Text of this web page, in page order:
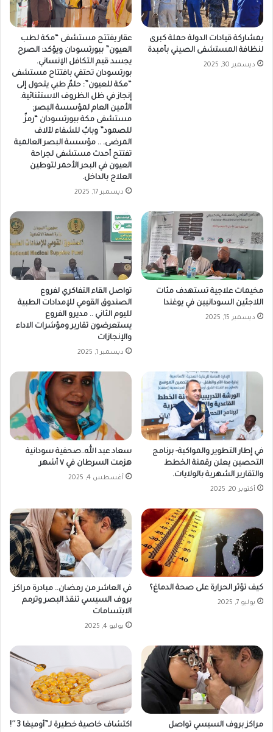
بمشاركة قيادات الدولة حملة كبرى
لنظافة المستشفى الصيني بأمبدة
ديسمبر 30, 2025
عقار يفتتح مستشفى “مكة لطب
العيون” ببورتسودان ويؤكد: الصرح
يجسد قيم التكافل الإنساني.
بورتسودان تحتفي بافتتاح مستشفى
“مكة للعيون”: حلمٌ طبي يتحول إلى
إنجاز في ظل الظروف الاستثنائية. ​
الأمين العام لمؤسسة البصر:
مستشفى مكة ببورتسودان “رمزٌ
للصمود” وبابٌ للشفاء لآلاف
المرضى. .. ​مؤسسة البصر العالمية
تفتتح أحدث مستشفى لجراحة
العيون في البحر الأحمر لتوطين
العلاج بالداخل. ​
ديسمبر 17, 2025
مخيمات علاجية تستهدف مئات
اللاجئين السودانيين في يوغندا
ديسمبر 15, 2025
تواصل القاء التفاكري لفروع
الصندوق القومي للإمدادات الطبية
لليوم الثاني .. مديرو الفروع
يستعرضون تقارير ومؤشرات الاداء
والإنجازات
ديسمبر 1, 2025
في إطار التطوير والمواكبة- برنامج
التحصين يعلن رقمنة الخطط
والتقارير الشهرية بالولايات.
أكتوبر 20, 2025
سعاد عبد الله..صحفية سودانية
هزمت السرطان في ٧ أشهر
أغسطس 4, 2025
كيف تؤثر الحرارة على صحة الدماغ؟
يوليو 7, 2025
في العاشر من رمضان.. مبادرة مراكز
بروف السيسي تنقذ البصر وترمم
الابتسامات
يوليو 4, 2025
مراكز بروف السيسي تواصل
اكتشاف خاصية خطيرة لـ”أوميغا 3″!